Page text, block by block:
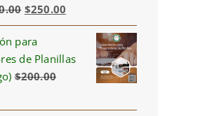
Original
price
was:
$300.00.
$250.00
price
$250.00.
para
de Planillas
$200.00